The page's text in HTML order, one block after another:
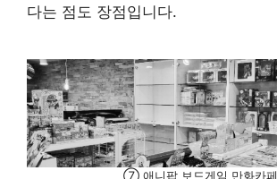
다는 점도 장점입니다.
⑦ 애니팝 보드게임 만화카페